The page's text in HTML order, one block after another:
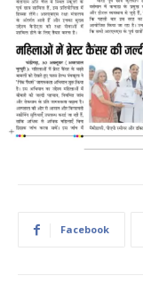
Facebook